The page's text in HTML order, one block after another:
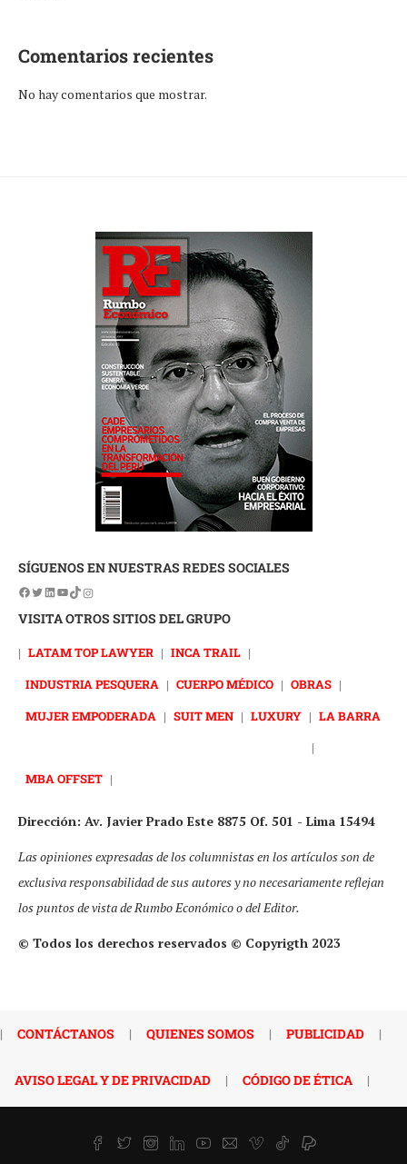
Comentarios recientes
No hay comentarios que mostrar.
SÍGUENOS EN NUESTRAS REDES SOCIALES
VISITA OTROS SITIOS DEL GRUPO
| LATAM TOP LAWYER | INCA TRAIL |
INDUSTRIA PESQUERA | CUERPO MÉDICO | OBRAS |
MUJER EMPODERADA | SUIT MEN | LUXURY | LA BARRA
|
MBA OFFSET |
Dirección: Av. Javier Prado Este 8875 Of. 501 - Lima 15494
Las opiniones expresadas de los columnistas en los artículos son de
exclusiva responsabilidad de sus autores y no necesariamente reflejan
los puntos de vista de Rumbo Económico o del Editor.
© Todos los derechos reservados © Copyrigth 2023
| CONTÁCTANOS | QUIENES SOMOS | PUBLICIDAD |
AVISO LEGAL Y DE PRIVACIDAD | CÓDIGO DE ÉTICA |